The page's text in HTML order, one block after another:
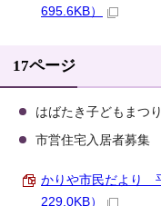
695.6KB）
17ページ
はばたき子どもまつり
市営住宅入居者募集
かりや市民だより
229.0KB）